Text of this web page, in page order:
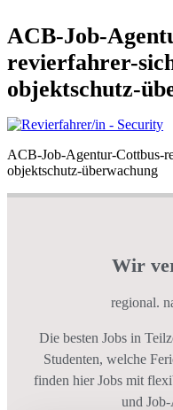
ACB-Job-
revierfahrer-
objektschutz-
ACB-Job-Agentur-Cottbus-
objektschutz-überwachung
Wir
regional.
Die besten Jobs in
Studenten, welche
finden hier Jobs mit
und